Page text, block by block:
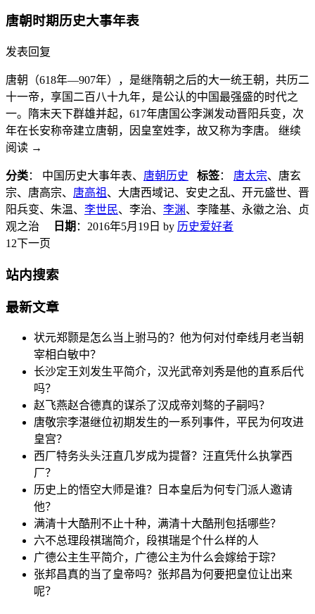
唐朝时期历史大事年表
发表回复
唐朝（618年—907年），是继隋朝之后的大一统王朝，共历二
十一帝，享国二百八十九年，是公认的中国最强盛的时代之
一。隋末天下群雄并起，617年唐国公李渊发动晋阳兵变，次
年在长安称帝建立唐朝，因皇室姓李，故又称为李唐。 继续
阅读 →
分类： 中国历史大事年表、 唐朝历史 标签： 唐太宗、唐玄
宗、唐高宗、 唐高祖 、大唐西域记、安史之乱、开元盛世、晋
阳兵变、朱温、 李世民、李治、 李渊、李隆基、永徽之治、贞
观之治
日期 ： 2016年5月19日 by 历史爱好者
1 2下一页
站内搜索
最新文章
状元郑颢是怎么当上驸马的？他为何对付牵线月老当朝
宰相白敏中？
长沙定王刘发生平简介，汉光武帝刘秀是他的直系后代
吗？
赵飞燕赵合德真的谋杀了汉成帝刘骜的子嗣吗？
唐敬宗李湛继位初期发生的一系列事件，平民为何攻进
皇宫？
西厂特务头头汪直几岁成为提督？汪直凭什么执掌西
厂？
历史上的悟空大师是谁？日本皇后为何专门派人邀请
他？
满清十大酷刑不止十种，满清十大酷刑包括哪些？
六不总理段祺瑞简介，段祺瑞是个什么样的人
广德公主生平简介，广德公主为什么会嫁给于琮？
张邦昌真的当了皇帝吗？张邦昌为何要把皇位让出来
呢？